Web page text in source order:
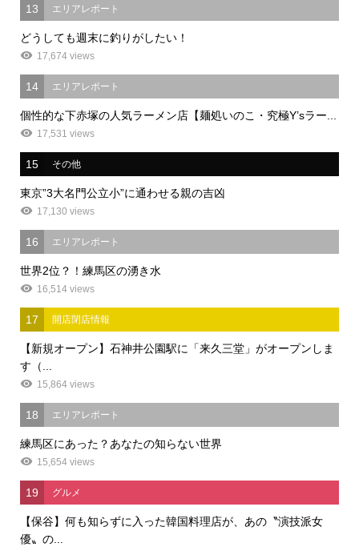
13 エリアレポート
どうしても週末に釣りがしたい！
17,674 views
14 エリアレポート
個性的な下赤塚の人気ラーメン店【麺処いのこ・究極Y’sラー...
17,531 views
15 その他
東京”3大名門公立小”に通わせる親の吉凶
17,130 views
16 エリアレポート
世界2位？！練馬区の湧き水
16,514 views
17 開店閉店情報
【新規オープン】石神井公園駅に「来久三堂」がオープンしま
す（...
15,864 views
18 エリアレポート
練馬区にあった？あなたの知らない世界
15,654 views
19 グルメ
【保谷】何も知らずに入った韓国料理店が、あの〝演技派女
優〟の...